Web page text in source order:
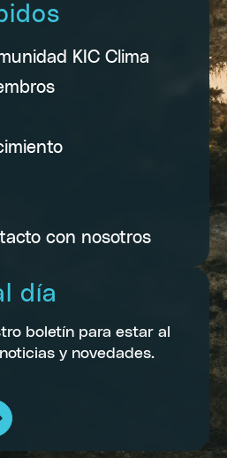
KIC Clima
con nosotros
día
boletín para estar al
y novedades.